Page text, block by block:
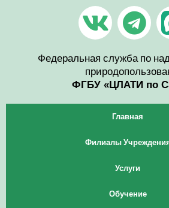
V
k
T
e
l
e
g
r
a
m
Федеральная служба по
ФГБУ «ЦЛАТИ по
Главная
Филиалы
Услуги
Обучение